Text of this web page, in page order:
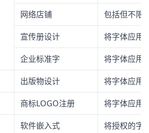
网络店铺 包括但不限
宣传册设计 将字体应用
企业标准字 将字体应用
出版物设计 将字体应用
商标LOGO注册 将字体应用
软件嵌入式
将授权的字